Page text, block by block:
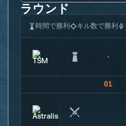
ラウンド
時間で勝利 キル数で勝利
01